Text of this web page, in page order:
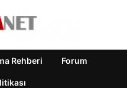
Rehberi Forum